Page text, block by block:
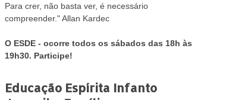
Para crer, não basta ver, é necessário
compreender." Allan Kardec
O ESDE - ocorre todos os sábados das 18h às
19h30. Participe!
Educação Espírita Infanto